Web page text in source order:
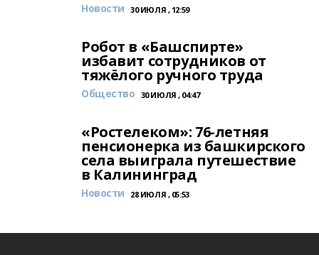
Новости 30 ИЮЛЯ , 12:59
Робот в «Башспирте»
избавит сотрудников от
тяжёлого ручного труда
Общество 30 ИЮЛЯ , 04:47
«Ростелеком»: 76-летняя
пенсионерка из башкирского
села выиграла путешествие
в Калининград
Новости 28 ИЮЛЯ , 05:53